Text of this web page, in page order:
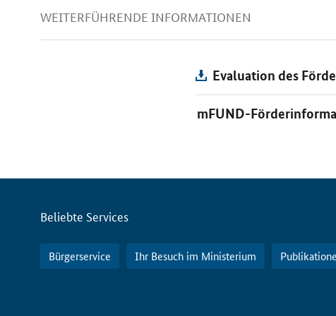
WEITERFÜHRENDE INFORMATIONEN
Evaluation des
mFUND-
Servicemenü
Beliebte Services
Bürgerservice Ihr Besuch im Ministerium